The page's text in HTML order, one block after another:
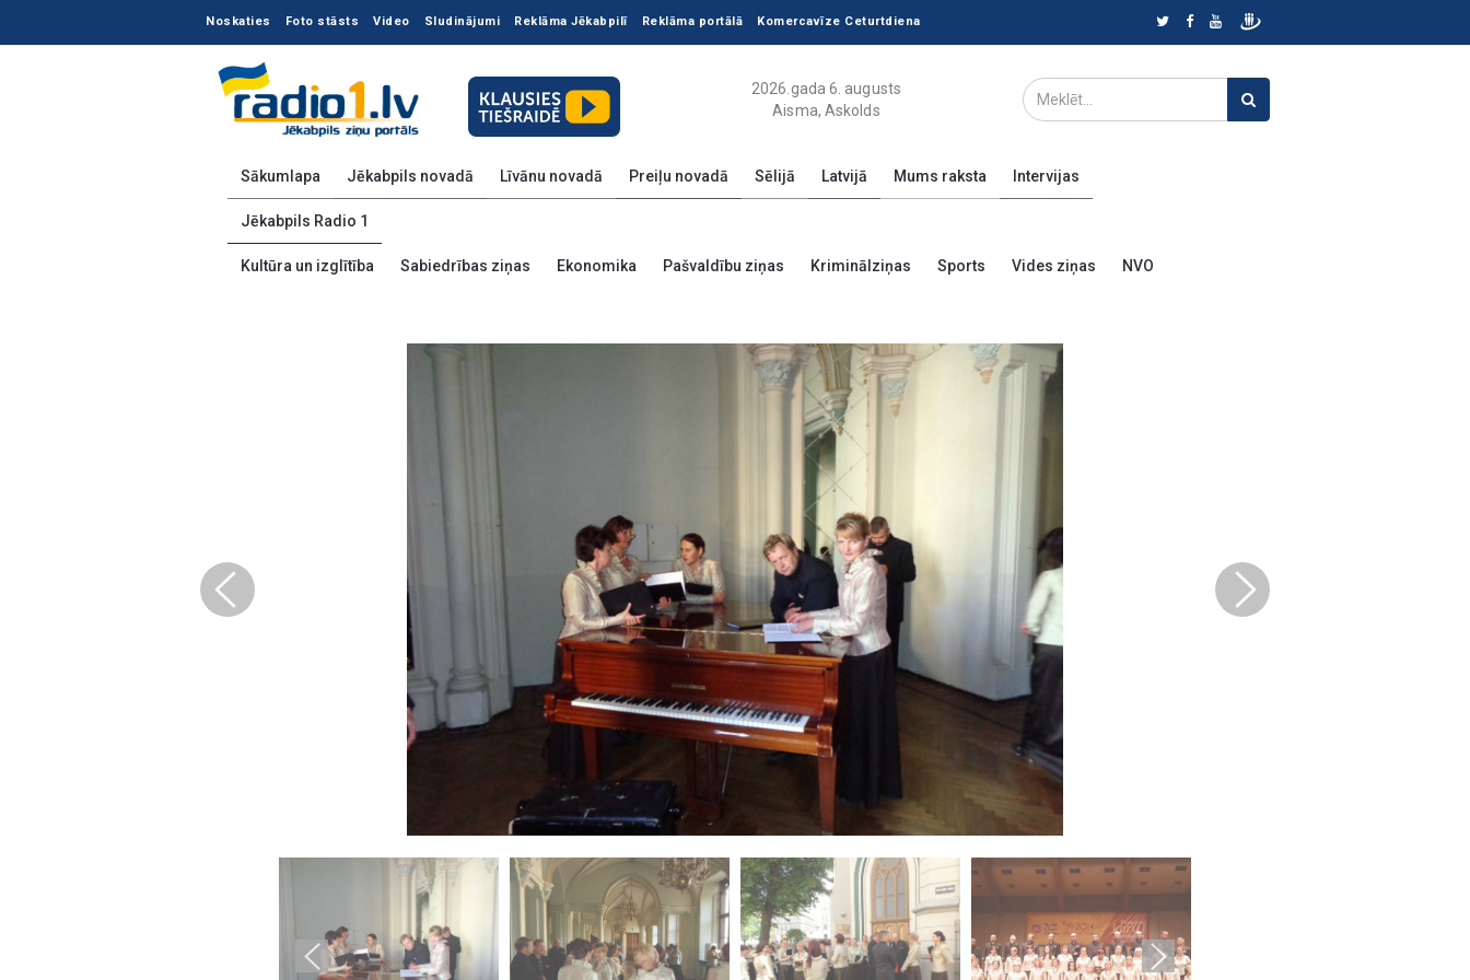
Noskaties Foto stāsts Video Sludinājumi Reklāma Jēkabpilī Reklāma portālā Komercavīze Ceturtdiena
2026.gada 6. augusts
Aisma, Askolds
Sākumlapa Jēkabpils novadā Līvānu novadā Preiļu novadā Sēlijā Latvijā Mums raksta Intervijas
Jēkabpils Radio 1
Kultūra un izglītība Sabiedrības ziņas Ekonomika Pašvaldību ziņas Kriminālziņas Sports Vides ziņas NVO